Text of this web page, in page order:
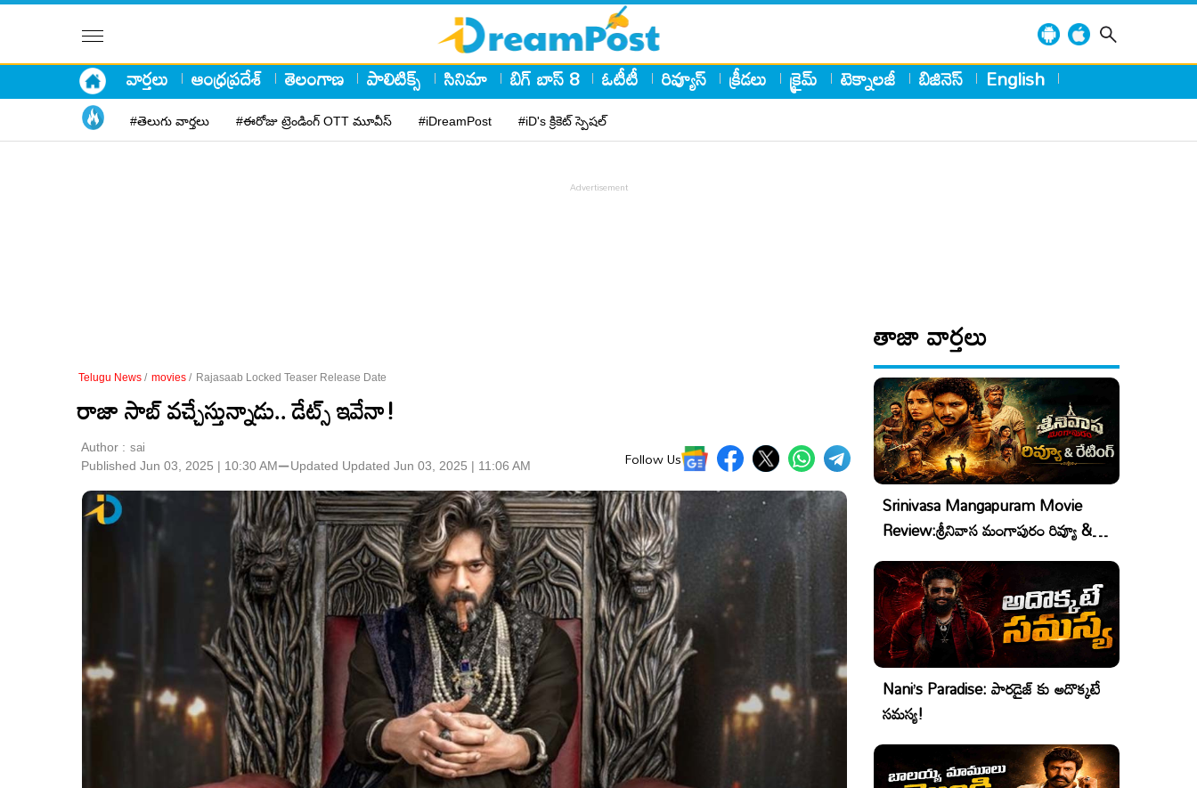
వార్తలు ఆంధ్రప్రదేశ్ తెలంగాణ పాలిటిక్స్ సినిమా బిగ్ బాస్ 8 ఓటీటీ రివ్యూస్ క్రీడలు క్రైమ్ టెక్నాలజీ బిజినెస్ English
#తెలుగు వార్తలు #ఈరోజు ట్రెండింగ్ OTT మూవీస్ #iDreamPost #iD's క్రికెట్ స్పెషల్
Telugu News / movies / Rajasaab Locked Teaser Release Date
రాజా సాబ్ వచ్చేస్తున్నాడు.. డేట్స్ ఇవేనా!
Author : sai
Published Jun 03, 2025 | 10:30 AM⚊Updated Updated Jun 03, 2025 | 11:06 AM Follow Us
తాజా వార్తలు
Srinivasa Mangapuram Movie
Review:శ్రీనివాస మంగాపురం రివ్యూ &
రేటింగ్
Nani’s Paradise: పారడైజ్ కు అదొక్కటే
సమస్య!